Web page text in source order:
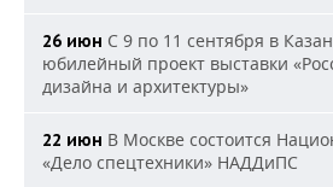
26 июн С 9 по 11 сентября в
юбилейный проект выставки
дизайна и архитектуры»
22 июн В Москве состоится
«Дело спецтехники» НАДДиПС